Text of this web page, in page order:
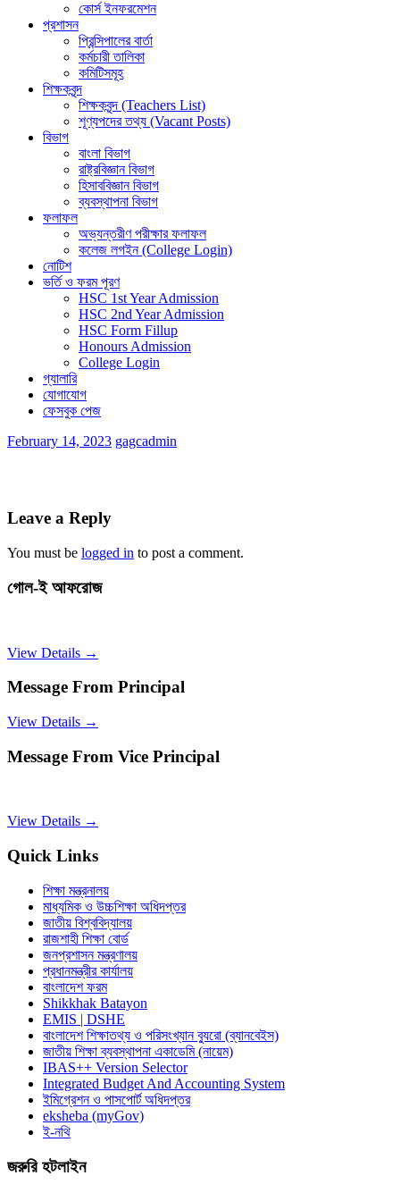
কোর্স ইনফরমেশন
প্রশাসন
প্রিন্সিপালের বার্তা
কর্মচারী তালিকা
কমিটিসমূহ
শিক্ষকবৃন্দ
শিক্ষকবৃন্দ (Teachers List)
শূণ্যপদের তথ্য (Vacant Posts)
বিভাগ
বাংলা বিভাগ
রাষ্ট্রবিজ্ঞান বিভাগ
হিসাববিজ্ঞান বিভাগ
ব্যবস্থাপনা বিভাগ
ফলাফল
অভ্যন্তরীণ পরীক্ষার ফলাফল
কলেজ লগইন (College Login)
নোটিশ
ভর্তি ও ফরম পূরণ
HSC 1st Year Admission
HSC 2nd Year Admission
HSC Form Fillup
Honours Admission
College Login
গ্যালারি
যোগাযোগ
ফেসবুক পেজ
February 14, 2023 gagcadmin
Leave a Reply
You must be logged in to post a comment.
গোল-ই আফরোজ
View Details →
Message From Principal
View Details →
Message From Vice Principal
View Details →
Quick Links
শিক্ষা মন্ত্রনালয়
মাধ্যমিক ও উচ্চশিক্ষা অধিদপ্তর
জাতীয় বিশ্ববিদ্যালয়
রাজশাহী শিক্ষা বোর্ড
জনপ্রশাসন মন্ত্রণালয়
প্রধানমন্ত্রীর কার্যালয়
বাংলাদেশ ফরম
Shikkhak Batayon
EMIS | DSHE
বাংলাদেশ শিক্ষাতথ্য ও পরিসংখ্যান ব্যুরো (ব্যানবেইস)
জাতীয় শিক্ষা ব্যবস্থাপনা একাডেমি (নায়েম)
IBAS++ Version Selector
Integrated Budget And Accounting System
ইমিগ্রেশন ও পাসপোর্ট অধিদপ্তর
eksheba (myGov)
ই-নথি
জরুরি হটলাইন